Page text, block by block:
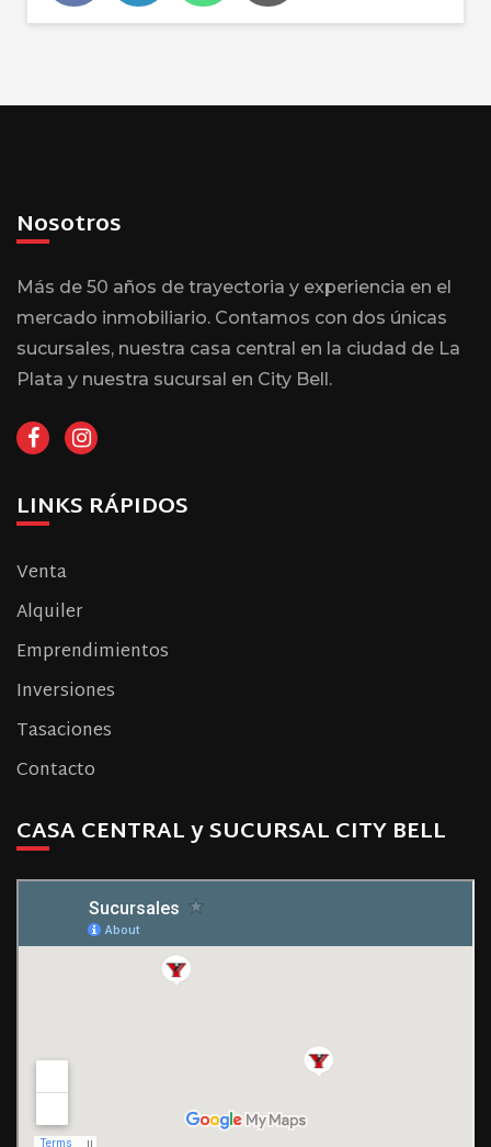
Nosotros
Más de 50 años de trayectoria y experiencia en el
mercado inmobiliario. Contamos con dos únicas
sucursales, nuestra casa central en la ciudad de La
Plata y nuestra sucursal en City Bell.
LINKS RÁPIDOS
Venta
Alquiler
Emprendimientos
Inversiones
Tasaciones
Contacto
CASA CENTRAL y SUCURSAL CITY BELL